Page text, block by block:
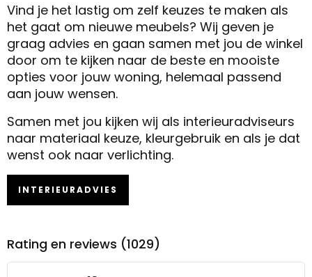
Vind je het lastig om zelf keuzes te maken als
het gaat om nieuwe meubels? Wij geven je
graag advies en gaan samen met jou de winkel
door om te kijken naar de beste en mooiste
opties voor jouw woning, helemaal passend
aan jouw wensen.
Samen met jou kijken wij als interieuradviseurs
naar materiaal keuze, kleurgebruik en als je dat
wenst ook naar verlichting.
INTERIEURADVIES
Rating en reviews (1029)